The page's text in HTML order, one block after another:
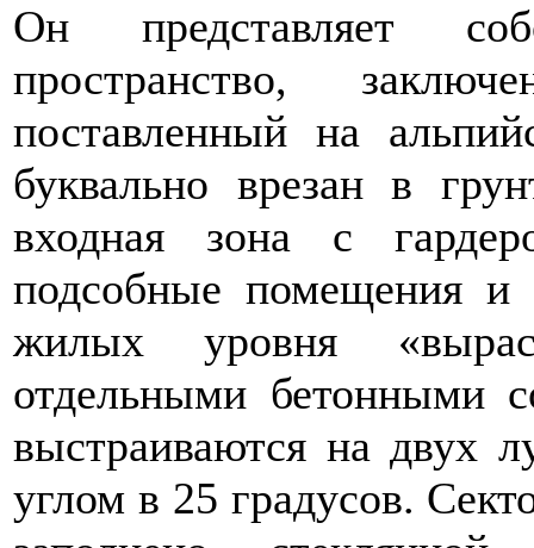
Он представляет
пространство,
поставленный на
буквально врезан в
входная зона с
подсобные помещения
жилых уровня
отдельными бетонными
выстраиваются на двух
углом в 25 градусов.